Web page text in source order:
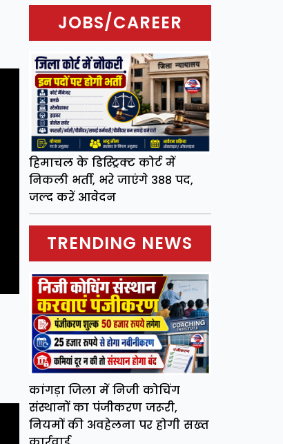
JOBS/CAREER
हिमाचल के डिस्ट्रिक्ट कोर्ट में
निकली भर्ती, भरे जाएंगे 388 पद,
जल्द करें आवेदन
TRENDING NEWS
कांगड़ा जिला में निजी कोचिंग
संस्थानों का पंजीकरण जरूरी,
नियमों की अवहेलना पर होगी सख्त